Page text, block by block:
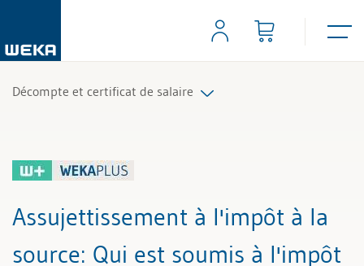
Décompte et certificat de salaire
Tous les experts
Assujettissement à l'impôt à la
source: Qui est soumis à l'impôt